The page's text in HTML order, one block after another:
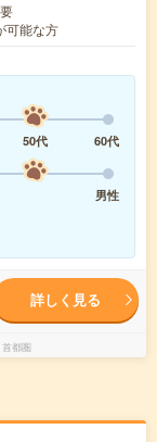
可能な方
50代
60代
男性
詳しく見る
都圏